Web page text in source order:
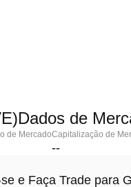
de
de MercadoCapitalização de
--
e Faça Trade para